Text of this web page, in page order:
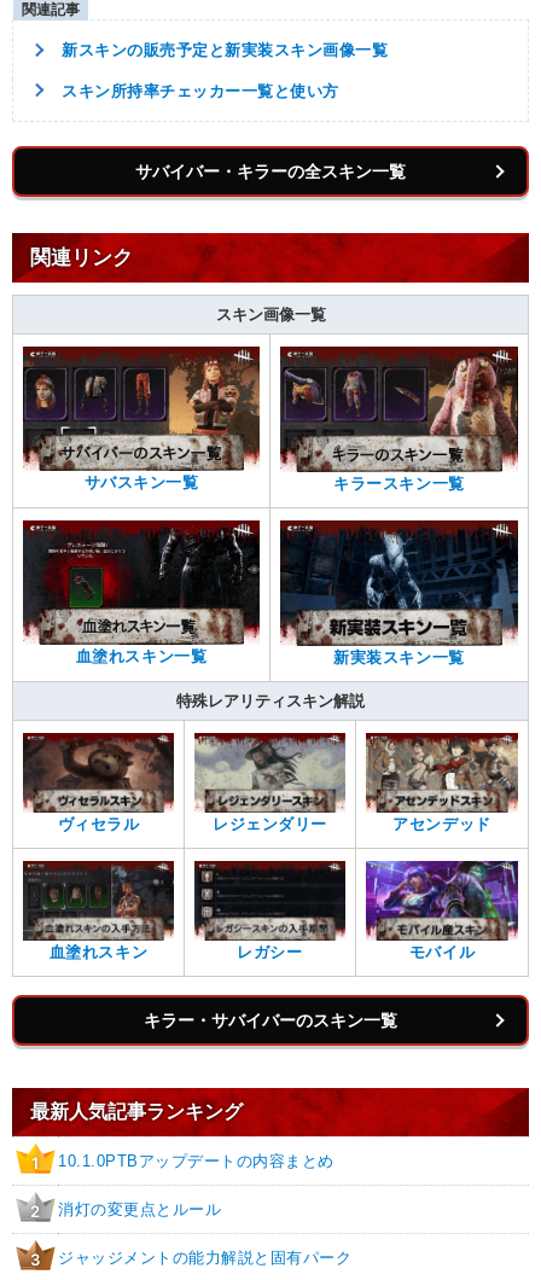
新スキンの販売予定と新実装スキン画像一覧
スキン所持率チェッカー一覧と使い方
サバイバー・キラーの全スキン一覧
関連リンク
スキン画像一覧
サバスキン一覧 キラースキン一覧
血塗れスキン一覧 新実装スキン一覧
特殊レアリティスキン解説
ヴィセラル レジェンダリー アセンデッド
血塗れスキン レガシー モバイル
キラー・サバイバーのスキン一覧
最新人気記事ランキング
1 10.1.0PTBアップデートの内容まとめ
2 消灯の変更点とルール
3 ジャッジメントの能力解説と固有パーク